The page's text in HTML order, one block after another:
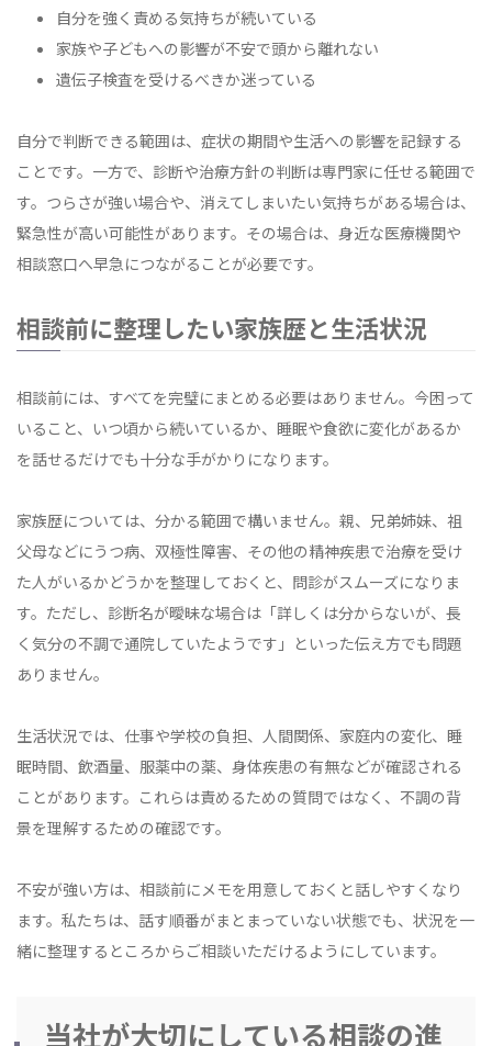
自分を強く責める気持ちが続いている
家族や子どもへの影響が不安で頭から離れない
遺伝子検査を受けるべきか迷っている
自分で判断できる範囲は、症状の期間や生活への影響を記録する
ことです。一方で、診断や治療方針の判断は専門家に任せる範囲で
す。つらさが強い場合や、消えてしまいたい気持ちがある場合は、
緊急性が高い可能性があります。その場合は、身近な医療機関や
相談窓口へ早急につながることが必要です。
相談前に整理したい家族歴と生活状況
相談前には、すべてを完璧にまとめる必要はありません。今困って
いること、いつ頃から続いているか、睡眠や食欲に変化があるか
を話せるだけでも十分な手がかりになります。
家族歴については、分かる範囲で構いません。親、兄弟姉妹、祖
父母などにうつ病、双極性障害、その他の精神疾患で治療を受け
た人がいるかどうかを整理しておくと、問診がスムーズになりま
す。ただし、診断名が曖昧な場合は「詳しくは分からないが、長
く気分の不調で通院していたようです」といった伝え方でも問題
ありません。
生活状況では、仕事や学校の負担、人間関係、家庭内の変化、睡
眠時間、飲酒量、服薬中の薬、身体疾患の有無などが確認される
ことがあります。これらは責めるための質問ではなく、不調の背
景を理解するための確認です。
不安が強い方は、相談前にメモを用意しておくと話しやすくなり
ます。私たちは、話す順番がまとまっていない状態でも、状況を一
緒に整理するところからご相談いただけるようにしています。
当社が大切にしている相談の進